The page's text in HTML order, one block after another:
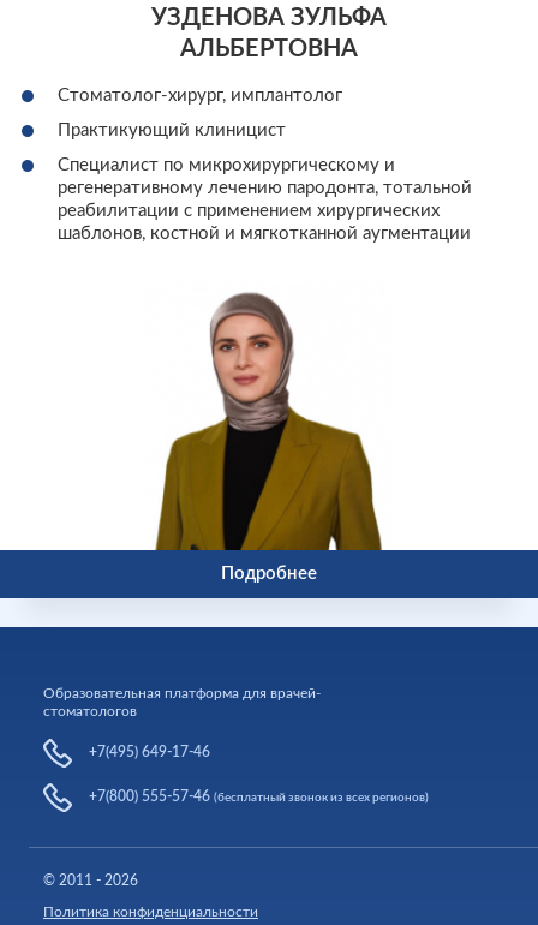
УЗДЕНОВА ЗУЛЬФА
АЛЬБЕРТОВНА
Стоматолог-хирург, имплантолог
Практикующий клиницист
Специалист по микрохирургическому и
регенеративному лечению пародонта, тотальной
реабилитации с применением хирургических
шаблонов, костной и мягкотканной аугментации
Подробнее
Образовательная платформа для врачей-
стоматологов
+7(495) 649-17-46
+7(800) 555-57-46 (бесплатный звонок из всех регионов)
© 2011 - 2026
Политика конфиденциальности